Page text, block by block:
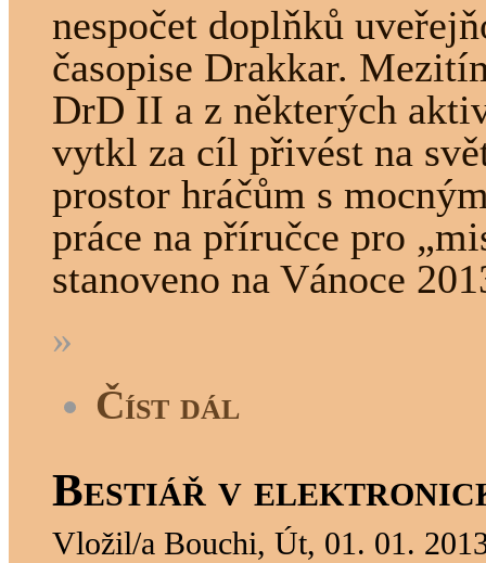
nespočet doplňků
časopise Drakkar.
DrD II a z některých
vytkl za cíl přivést na
prostor hráčům s
práce na příručce pro
stanoveno na Vánoce
»
Číst dál
Bestiář v
Vložil/a Bouchi, Út, 01. 01.